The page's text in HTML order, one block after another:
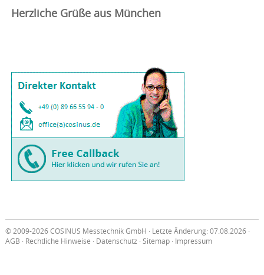
Herzliche Grüße aus München
© 2009-2026 COSINUS Messtechnik GmbH · Letzte Änderung: 07.08.2026 ·
AGB · Rechtliche Hinweise · Datenschutz · Sitemap· Impressum